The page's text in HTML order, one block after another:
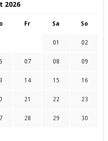
2026
Fr Sa So
01 02
07 08 09
14 15 16
21 22 23
28 29 30